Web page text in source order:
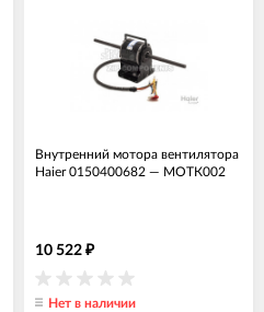
Внутренний мотора вентилятора
Haier 0150400682 — МОТК002
10 522 ₽
Нет в наличии